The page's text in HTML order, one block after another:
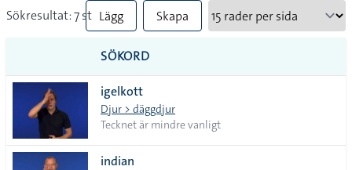
Sökresultat: 7 st Lägg
till
alla i
lista
Skapa
SÖKORD
igelkott
Djur > däggdjur
Tecknet är mindre vanligt
indian